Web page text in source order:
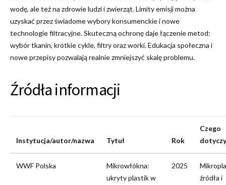
wodę, ale też na zdrowie ludzi i zwierząt. Limity emisji można
uzyskać przez świadome wybory konsumenckie i nowe
technologie filtracyjne. Skuteczną ochronę daje łączenie metod:
wybór tkanin, krótkie cykle, filtry oraz worki. Edukacja społeczna i
nowe przepisy pozwalają realnie zmniejszyć skalę problemu.
Źródła informacji
Instytucja/autor/nazwa Tytuł Rok
Czego
dotyczy
WWF Polska
Mikrowłókna:
ukryty plastik w
2025
źródła i